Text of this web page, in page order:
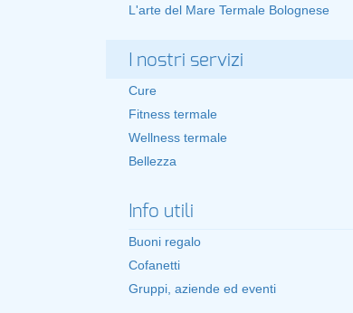
L'arte del Mare Termale Bolognese
I nostri servizi
Cure
Fitness termale
Wellness termale
Bellezza
Info utili
Buoni regalo
Cofanetti
Gruppi, aziende ed eventi